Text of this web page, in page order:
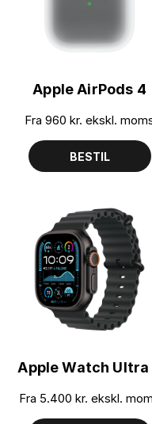
Apple AirPods 4
Fra 960 kr. ekskl.
BESTIL
Apple Watch Ultra
Fra 5.400 kr. ekskl.